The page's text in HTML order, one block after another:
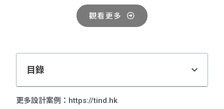
觀看更多
目錄
更多設計案例：https://tind.hk